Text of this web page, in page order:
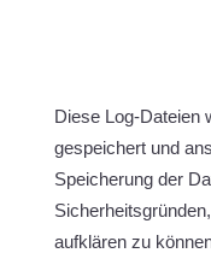
Diese Log-Dateien
gespeichert und
Speicherung der
aufklären zu